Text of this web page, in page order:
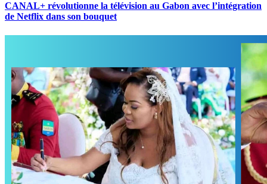
CANAL+ révolutionne la télévision au Gabon avec l’intégration
de Netflix dans son bouquet